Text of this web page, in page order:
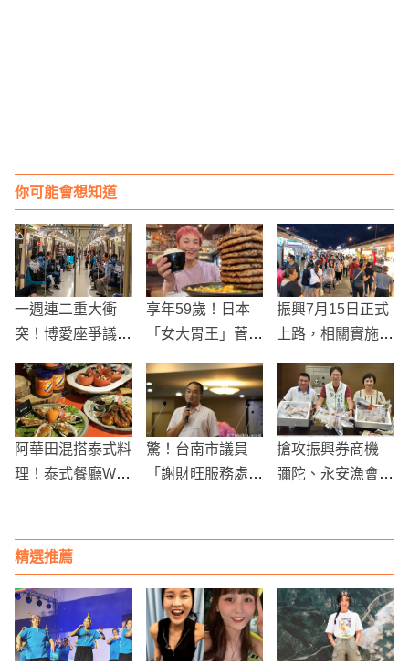
你可能會想知道
一週連二重大衝
突！博愛座爭議持
續擴大，衛福部、
北捷紛紛表態
享年59歲！日本
「女大胃王」菅原
初代大腸癌病逝
振興7月15日正式
上路，相關實施方
式也出爐了
阿華田混搭泰式料
理！泰式餐廳Wo
冰！
驚！台南市議員
「謝財旺服務處」
搶攻振興券商機
彌陀、永安漁會推
精選推薦